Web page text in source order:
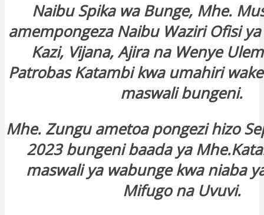
Naibu Spika wa Bunge, Mhe.
amempongeza Naibu Waziri Ofisi
Kazi, Vijana, Ajira na Wenye
Patrobas Katambi kwa umahiri
maswali bungeni.
Mhe. Zungu ametoa pongezi hizo
2023 bungeni baada ya
maswali ya wabunge kwa niaba
Mifugo na Uvuvi.